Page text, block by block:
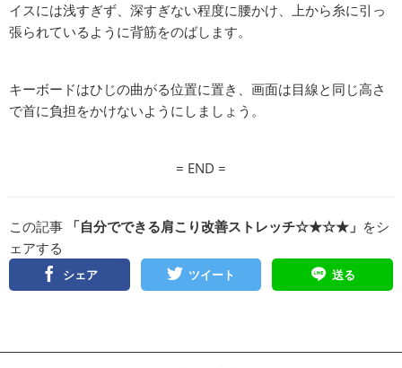
イスには浅すぎず、深すぎない程度に腰かけ、上から糸に引っ
張られているように背筋をのばします。
キーボードはひじの曲がる位置に置き、画面は目線と同じ高さ
で首に負担をかけないようにしましょう。
= END =
この記事 「自分でできる肩こり改善ストレッチ☆★☆★」 をシ
ェアする
シェア ツイート 送る